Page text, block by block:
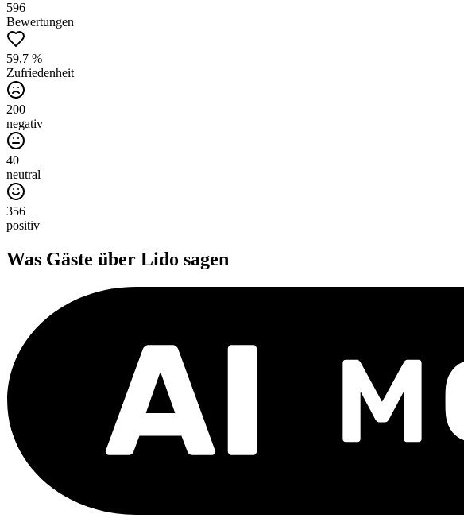
596
Bewertungen
59,7 %
Zufriedenheit
200
negativ
40
neutral
356
positiv
Was Gäste über Lido sagen